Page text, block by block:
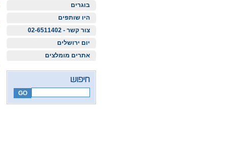
בוגרים
היו שותפים
צור קשר - 02-6511402
יום ירושלים
אתרים מומלצים